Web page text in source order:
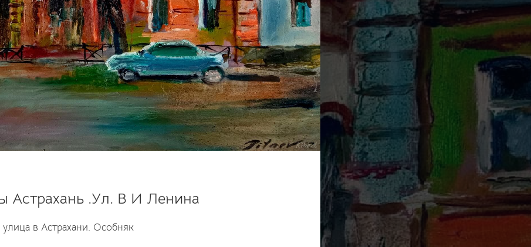
Астрахань .Ул. В И Ленина
в Астрахани. Особняк